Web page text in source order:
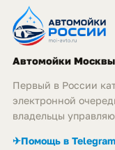
Автомойки Москвы
Первый в России
электронной
владельцы
✈Помощь в Telegram